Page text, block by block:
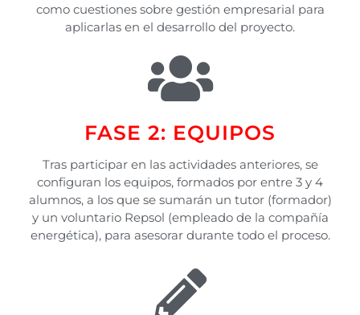
como cuestiones sobre gestión empresarial para
aplicarlas en el desarrollo del proyecto.
FASE 2: EQUIPOS
Tras participar en las actividades anteriores, se
configuran los equipos, formados por entre 3 y 4
alumnos, a los que se sumarán un tutor (formador)
y un voluntario Repsol (empleado de la compañía
energética), para asesorar durante todo el proceso.